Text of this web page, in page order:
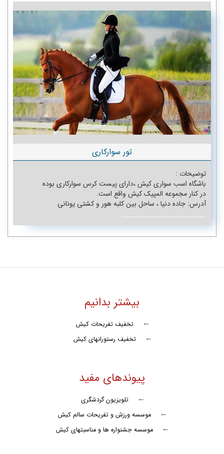
قلعه وحشت
پیست باگی
تم پارک آبی اوشن کیش
پدل برد(تفریح آبی )
فلای بورد
پاراسل
اسکوتر زیردریایی
غواصی
طلسم مومیایی
کشتی تفریحی تارا کیش
گشت با کشتی تاب تورز
تور سوارکاری
توضیحات :
باشگاه اسب سواری کیش ،دارای پیست کرس سوارکاری بوده
در کنار مجموعه المپیک کیش واقع است.
آدرس: جاده دنیا ، ساحل بین کلبه هور و کشتی یونانی
بیشتر بدانیم
تخفیف تفریحات کیش
تخفیف رستورانهای کیش
پیوندهای مفید
تلویزیون گردشگری
موسسه ورزش و تفریحات سالم کیش
موسسه جشنواره ها و مناسبتهای کیش